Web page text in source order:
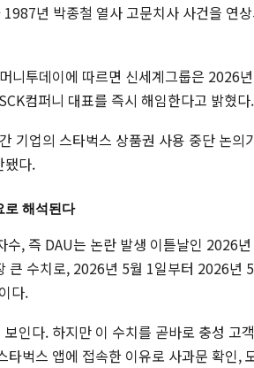
년 박종철 열사 고문치사 사건을 연
니투데이에 따르면 신세계그룹은 2026
컴퍼니 대표를 즉시 해임한다고 밝혔다.
기업의 스타벅스 상품권 사용 중단 논의
됐다.
로 해석된다
, 즉 DAU는 논란 발생 이튿날인 2026
수치로, 2026년 5월 1일부터 2026년
다.
인다. 하지만 이 수치를 곧바로 충성 고
벅스 앱에 접속한 이유로 사과문 확인,